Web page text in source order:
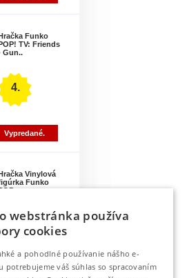
Funko
TV: Friends
Gun..
4.
Vypredané.
Vinylová
Funko
..
Na sklade
webstránka používa
cookies
a pohodlné používanie nášho e-
potrebujeme váš súhlas so spracovaním